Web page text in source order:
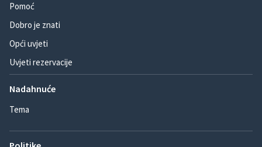
Pomoć
Dobro je znati
Opći uvjeti
Uvjeti rezervacije
Nadahnuće
Tema